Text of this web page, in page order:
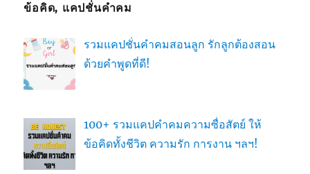
ข้อคิด, แคปชั่นคำคม
รวมแคปชั่นคำคมสอนลูก รักลูกต้องสอน
ด้วยคำพูดที่ดี!
100+ รวมแคปคำคมความซื่อสัตย์ ให้
ข้อคิดทั้งชีวิต ความรัก การงาน ฯลฯ!